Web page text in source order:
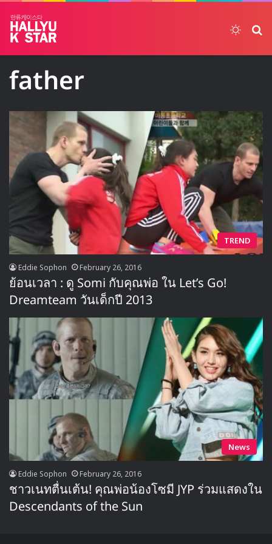
father
TREND
Eddie Sophon February 26, 2016
ย้อนเวลา : ดู Somi กับคุณพ่อ ใน Let’s Go!
Dreamteam วันเด็กปี 2013
News
Eddie Sophon February 26, 2016
ชาวเนทตื่นเต้น! คุณพ่อน้องโซมี JYP ร่วมแสดงใน
Descendants of the Sun